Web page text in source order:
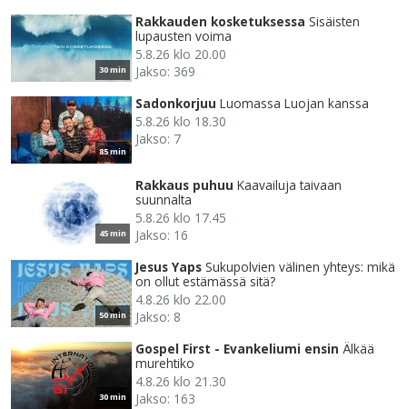
30 min
Rakkauden kosketuksessa Sisäisten
lupausten voima
5.8.26 klo 20.00
Jakso: 369
85 min
Sadonkorjuu Luomassa Luojan kanssa
5.8.26 klo 18.30
Jakso: 7
45 min
Rakkaus puhuu Kaavailuja taivaan
suunnalta
5.8.26 klo 17.45
Jakso: 16
50 min
Jesus Yaps Sukupolvien välinen yhteys: mikä
on ollut estämässä sitä?
4.8.26 klo 22.00
Jakso: 8
30 min
Gospel First - Evankeliumi ensin Älkää
murehtiko
4.8.26 klo 21.30
Jakso: 163